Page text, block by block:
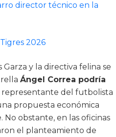
director técnico en la
2026
Garza y la directiva felina se
Ángel Correa podría
representante del futbolista
propuesta económica
obstante, en las oficinas
el planteamiento de